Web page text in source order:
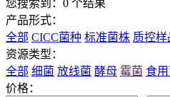
您搜索到：0 个结果
产品形式：
全部 CICC菌种 标准菌株 质控样
资源类型：
全部 细菌 放线菌 酵母 霉菌 食
价格：